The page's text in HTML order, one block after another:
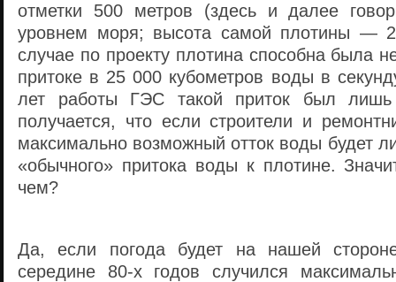
отметки 500 метров (здесь и далее
уровнем моря; высота самой плотины —
случае по проекту плотина способна была
притоке в 25 000 кубометров воды в
лет работы ГЭС такой приток был
получается, что если строители и
максимально возможный отток воды будет
«обычного» притока воды к плотине.
чем?
Да, если погода будет на нашей
середине 80-х годов случился